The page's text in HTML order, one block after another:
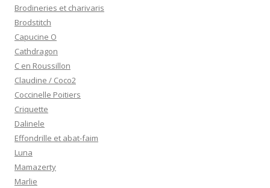
Brodineries et charivaris
Brodstitch
Capucine O
Cathdragon
C en Roussillon
Claudine / Coco2
Coccinelle Poitiers
Criquette
Dalinele
Effondrille et abat-faim
Luna
Mamazerty
Marlie